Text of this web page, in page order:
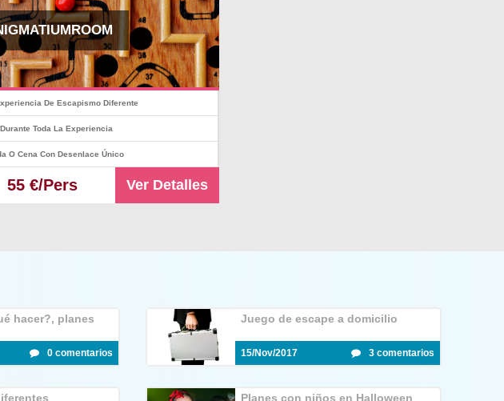
De Escapismo Diferente
Toda La Experiencia
O Cena Con Desenlace Único
55 €/Pers Ver Detalles
hacer?, planes
0 comentarios
Juego de escape a domicilio
15/Nov/2017 3 comentarios
Planes con niños en Halloween